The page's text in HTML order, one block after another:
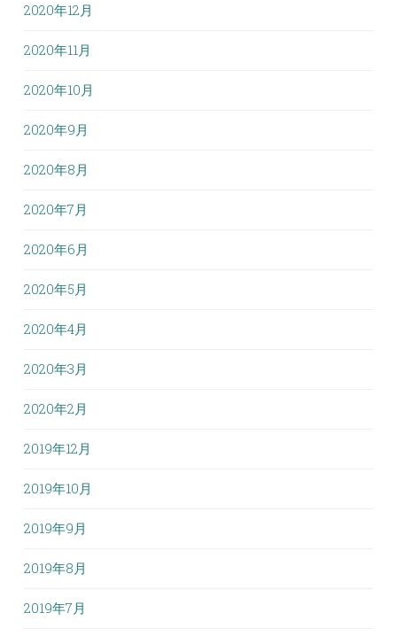
2020年12月
2020年11月
2020年10月
2020年9月
2020年8月
2020年7月
2020年6月
2020年5月
2020年4月
2020年3月
2020年2月
2019年12月
2019年10月
2019年9月
2019年8月
2019年7月